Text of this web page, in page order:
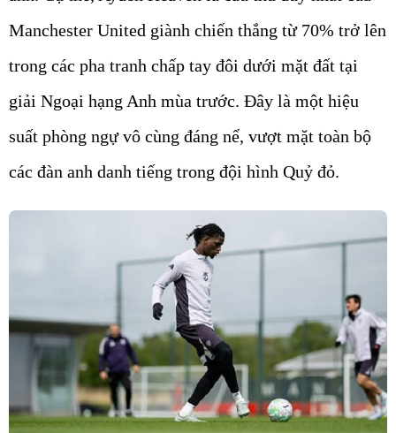
Manchester United giành chiến thắng từ 70% trở lên
trong các pha tranh chấp tay đôi dưới mặt đất tại
giải Ngoại hạng Anh mùa trước. Đây là một hiệu
suất phòng ngự vô cùng đáng nể, vượt mặt toàn bộ
các đàn anh danh tiếng trong đội hình Quỷ đỏ.